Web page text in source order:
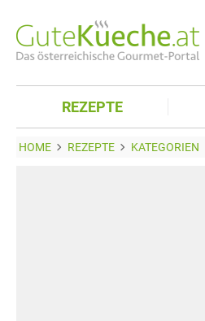
REZEPTE
HOME REZEPTE KATEGORIEN